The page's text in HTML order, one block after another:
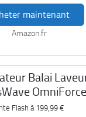
maintenant
Amazon.fr
Balai
OmniForce
Flash à199,99 €